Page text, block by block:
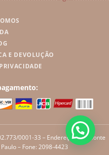
E DEVOLUÇÃO
0001-33 – Endereço: Rua Monte
– Fone: 2098-4423